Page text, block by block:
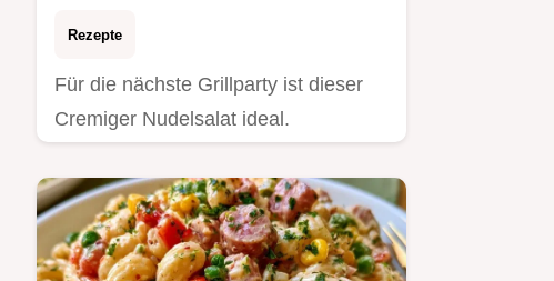
Rezepte
Für die nächste Grillparty ist dieser
Cremiger Nudelsalat ideal.